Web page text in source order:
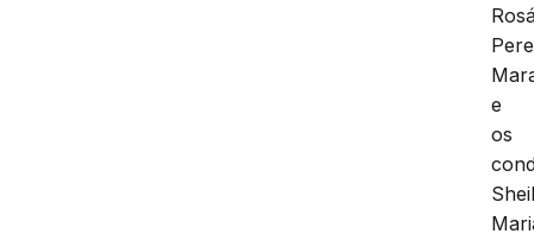
e
os